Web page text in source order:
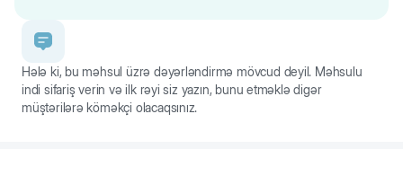
Hələ ki, bu məhsul üzrə dəyərləndirmə mövcud deyil. Məhsulu
indi sifariş verin və ilk rəyi siz yazın, bunu etməklə digər
müştərilərə köməkçi olacaqsınız.